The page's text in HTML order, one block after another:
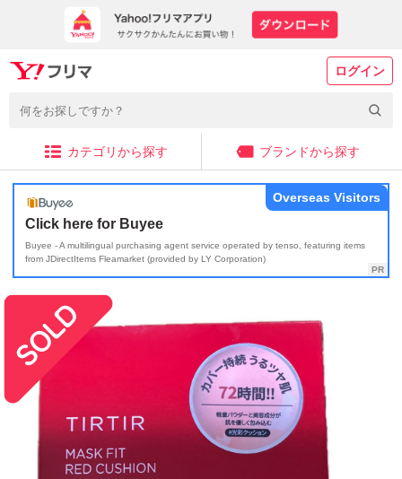
ログイン
カテゴリから探す ブランドから探す
Click here for Buyee
Buyee - A multilingual purchasing agent service operated by tenso, featuring items
from JDirectItems Fleamarket (provided by LY Corporation)
Overseas Visitors